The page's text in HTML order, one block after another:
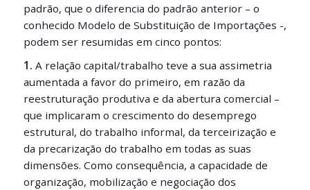
padrão, que o diferencia do padrão anterior – o
conhecido Modelo de Substituição de Importações -,
podem ser resumidas em cinco pontos:
1. A relação capital/trabalho teve a sua assimetria
aumentada a favor do primeiro, em razão da
reestruturação produtiva e da abertura comercial –
que implicaram o crescimento do desemprego
estrutural, do trabalho informal, da terceirização e
da precarização do trabalho em todas as suas
dimensões. Como consequência, a capacidade de
organização, mobilização e negociação dos